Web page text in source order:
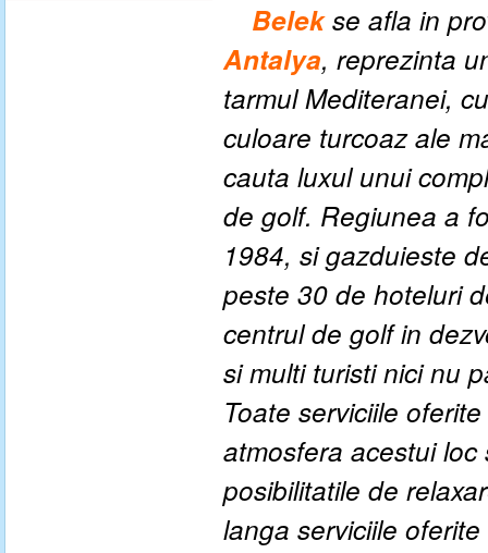
Belekse afla in
Antalya, reprezinta
tarmul Mediteranei,
culoare turcoaz ale
cauta luxul unui
de golf. Regiunea a
1984, si gazduieste
peste 30 de hoteluri
centrul de golf in
si multi turisti nici nu
Toate serviciile
atmosfera acestui
posibilitatile de
langa serviciile